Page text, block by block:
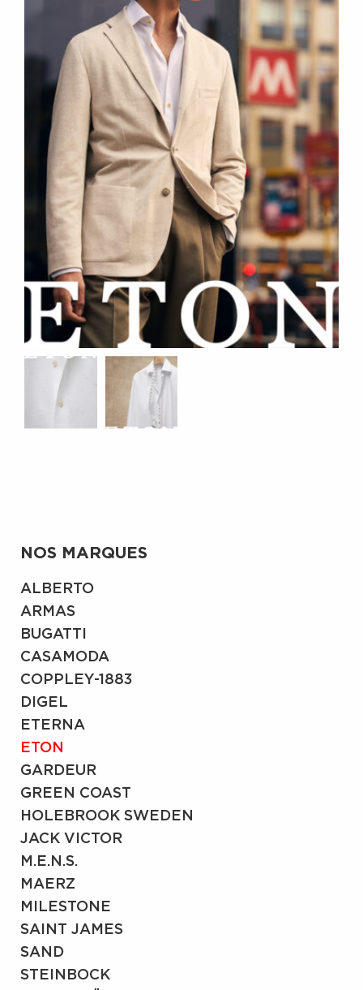
NOS MARQUES
ALBERTO
ARMAS
BUGATTI
CASAMODA
COPPLEY-1883
DIGEL
ETERNA
ETON
GARDEUR
GREEN COAST
HOLEBROOK SWEDEN
JACK VICTOR
M.E.N.S.
MAERZ
MILESTONE
SAINT JAMES
SAND
STEINBOCK